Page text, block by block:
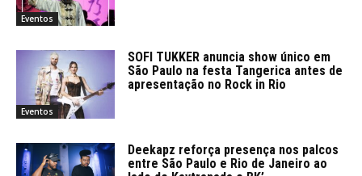
Eventos
Eventos
SOFI TUKKER anuncia show único em
São Paulo na festa Tangerica antes de
apresentação no Rock in Rio
Deekapz reforça presença nos palcos
entre São Paulo e Rio de Janeiro ao